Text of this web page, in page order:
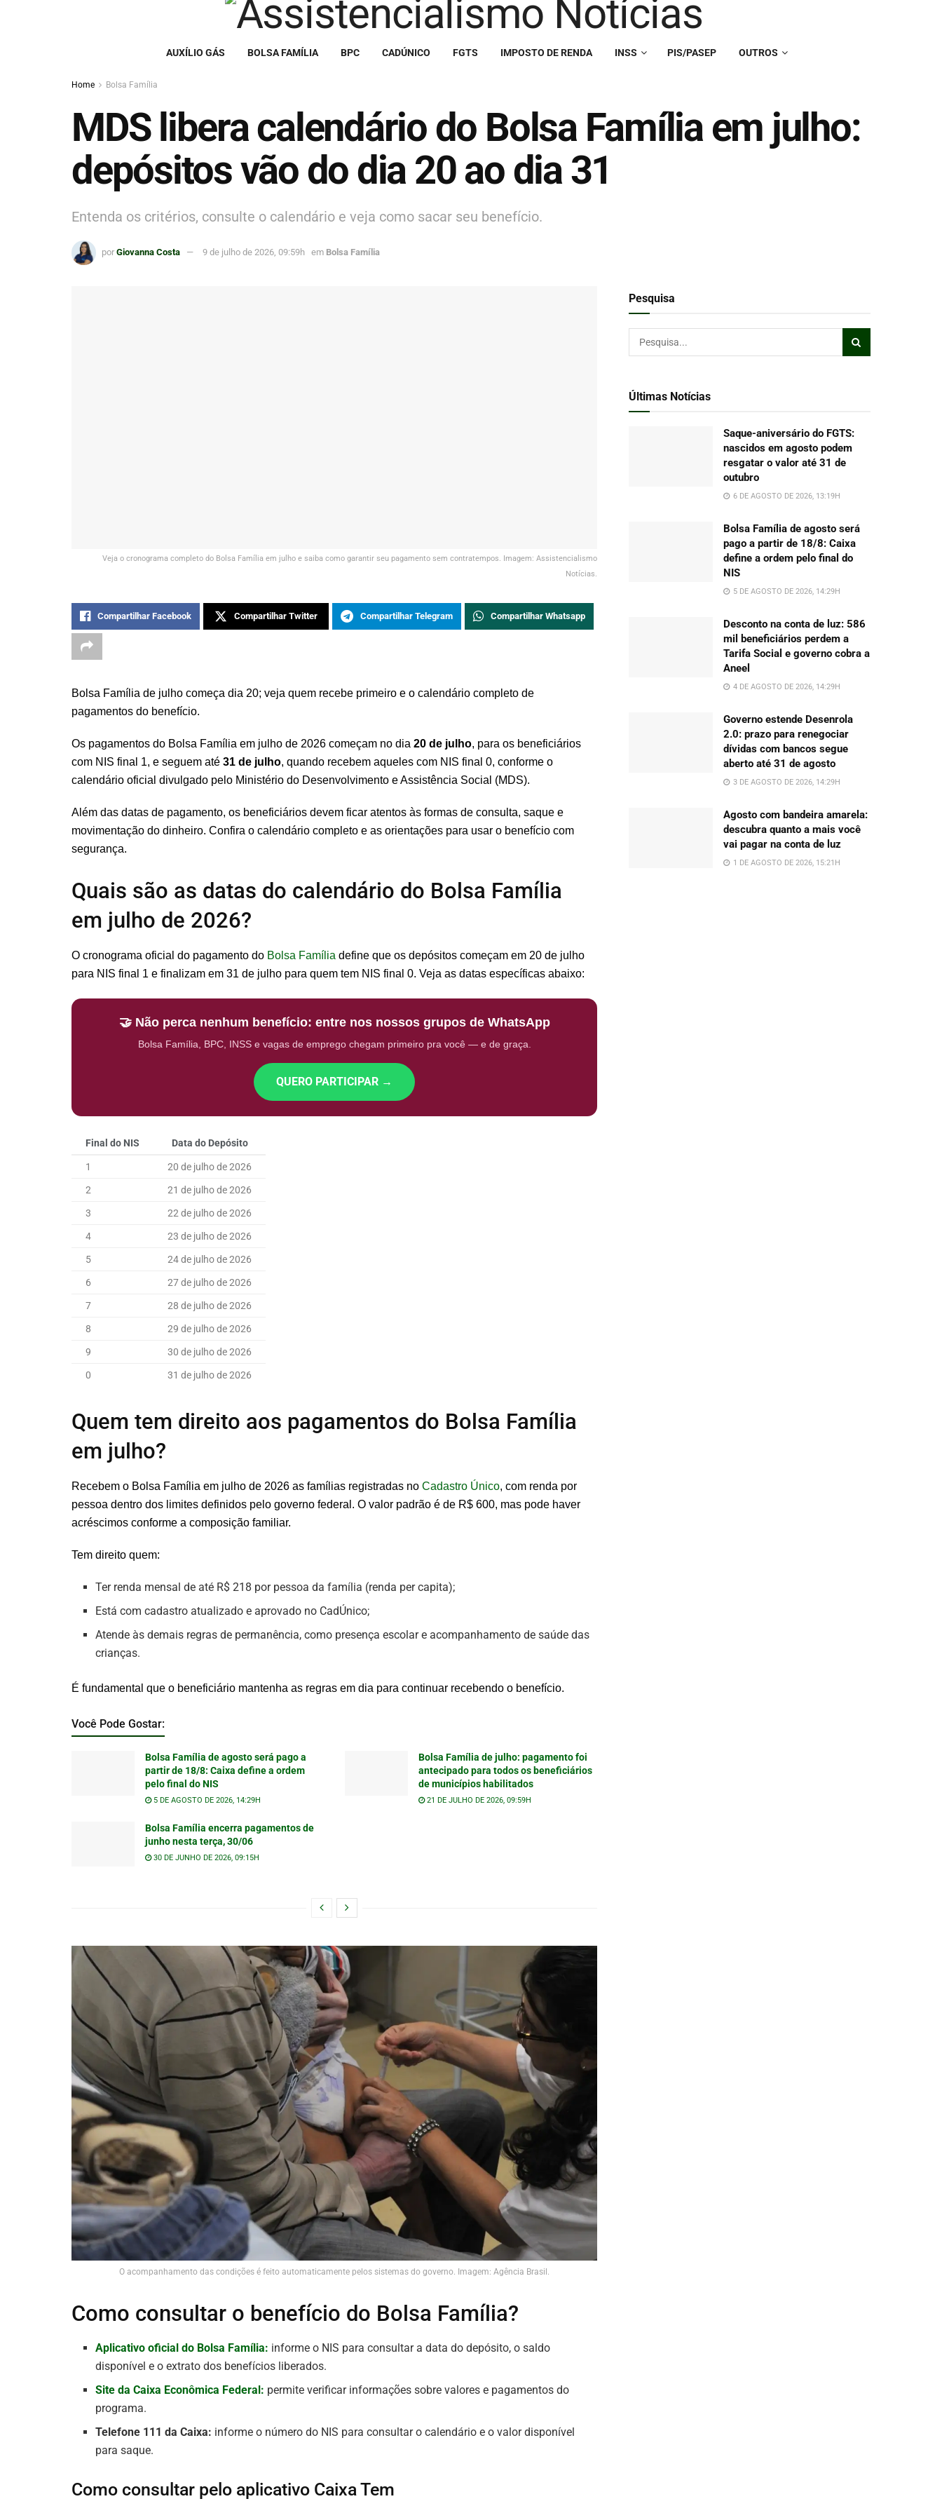
AUXÍLIO GÁS BOLSA FAMÍLIA BPC CADÚNICO FGTS IMPOSTO DE RENDA INSS PIS/PASEP OUTROS
Home Bolsa Família
MDS libera calendário do Bolsa Família em julho:
depósitos vão do dia 20 ao dia 31
Entenda os critérios, consulte o calendário e veja como sacar seu benefício.
por Giovanna Costa 9 de julho de 2026, 09:59h em Bolsa Família
Veja o cronograma completo do Bolsa Família em julho e saiba como garantir seu pagamento sem contratempos. Imagem: Assistencialismo
Notícias.
Compartilhar Facebook Compartilhar Twitter Compartilhar Telegram Compartilhar Whatsapp
Bolsa Família de julho começa dia 20; veja quem recebe primeiro e o calendário completo de
pagamentos do benefício.
Os pagamentos do Bolsa Família em julho de 2026 começam no dia 20 de julho, para os beneficiários
com NIS final 1, e seguem até 31 de julho, quando recebem aqueles com NIS final 0, conforme o
calendário oficial divulgado pelo Ministério do Desenvolvimento e Assistência Social (MDS).
Além das datas de pagamento, os beneficiários devem ficar atentos às formas de consulta, saque e
movimentação do dinheiro. Confira o calendário completo e as orientações para usar o benefício com
segurança.
Quais são as datas do calendário do Bolsa Família
em julho de 2026?
O cronograma oficial do pagamento do Bolsa Família define que os depósitos começam em 20 de julho
para NIS final 1 e finalizam em 31 de julho para quem tem NIS final 0. Veja as datas específicas abaixo:
🤝 Não perca nenhum benefício: entre nos nossos grupos de WhatsApp
Bolsa Família, BPC, INSS e vagas de emprego chegam primeiro pra você — e de graça.
QUERO PARTICIPAR →
Final do NIS Data do Depósito
1 20 de julho de 2026
2 21 de julho de 2026
3 22 de julho de 2026
4 23 de julho de 2026
5 24 de julho de 2026
6 27 de julho de 2026
7 28 de julho de 2026
8 29 de julho de 2026
9 30 de julho de 2026
0 31 de julho de 2026
Quem tem direito aos pagamentos do Bolsa Família
em julho?
Recebem o Bolsa Família em julho de 2026 as famílias registradas no Cadastro Único, com renda por
pessoa dentro dos limites definidos pelo governo federal. O valor padrão é de R$ 600, mas pode haver
acréscimos conforme a composição familiar.
Tem direito quem:
Ter renda mensal de até R$ 218 por pessoa da família (renda per capita);
Está com cadastro atualizado e aprovado no CadÚnico;
Atende às demais regras de permanência, como presença escolar e acompanhamento de saúde das
crianças.
É fundamental que o beneficiário mantenha as regras em dia para continuar recebendo o benefício.
Você Pode Gostar:
Bolsa Família de agosto será pago a
partir de 18/8: Caixa define a ordem
pelo final do NIS
5 DE AGOSTO DE 2026, 14:29H
Bolsa Família de julho: pagamento foi
antecipado para todos os beneficiários
de municípios habilitados
21 DE JULHO DE 2026, 09:59H
Bolsa Família encerra pagamentos de
junho nesta terça, 30/06
30 DE JUNHO DE 2026, 09:15H
O acompanhamento das condições é feito automaticamente pelos sistemas do governo. Imagem: Agência Brasil.
Como consultar o benefício do Bolsa Família?
Aplicativo oficial do Bolsa Família: informe o NIS para consultar a data do depósito, o saldo
disponível e o extrato dos benefícios liberados.
Site da Caixa Econômica Federal: permite verificar informações sobre valores e pagamentos do
programa.
Telefone 111 da Caixa: informe o número do NIS para consultar o calendário e o valor disponível
para saque.
Como consultar pelo aplicativo Caixa Tem
Pesquisa
Últimas Notícias
Saque-aniversário do FGTS:
nascidos em agosto podem
resgatar o valor até 31 de
outubro
6 DE AGOSTO DE 2026, 13:19H
Bolsa Família de agosto será
pago a partir de 18/8: Caixa
define a ordem pelo final do
NIS
5 DE AGOSTO DE 2026, 14:29H
Desconto na conta de luz: 586
mil beneficiários perdem a
Tarifa Social e governo cobra a
Aneel
4 DE AGOSTO DE 2026, 14:29H
Governo estende Desenrola
2.0: prazo para renegociar
dívidas com bancos segue
aberto até 31 de agosto
3 DE AGOSTO DE 2026, 14:29H
Agosto com bandeira amarela:
descubra quanto a mais você
vai pagar na conta de luz
1 DE AGOSTO DE 2026, 15:21H